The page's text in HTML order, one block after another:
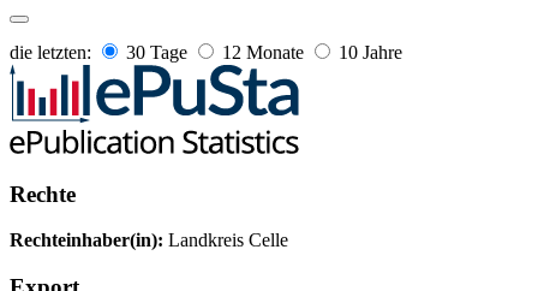
die letzten: 30 Tage 12 Monate 10 Jahre
Rechte
Rechteinhaber(in): Landkreis Celle